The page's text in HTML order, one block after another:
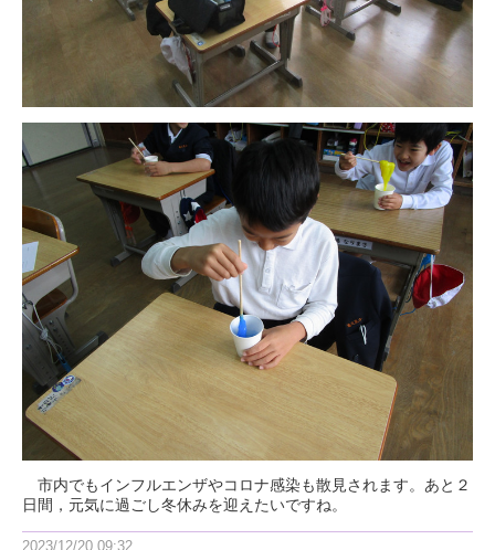
市内でもインフルエンザやコロナ感染も散見されます。あと２
日間，元気に過ごし冬休みを迎えたいですね。
2023/12/20 09:32